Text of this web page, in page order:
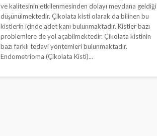
ve kalitesinin etkilenmesinden dolayı meydana geldiği
düşünülmektedir. Çikolata kisti olarak da bilinen bu
kistlerin içinde adet kanı bulunmaktadır. Kistler bazı
problemlere de yol açabilmektedir. Çikolata kistinin
bazı farklı tedavi yöntemleri bulunmaktadır.
Endometrioma (Çikolata Kisti)...